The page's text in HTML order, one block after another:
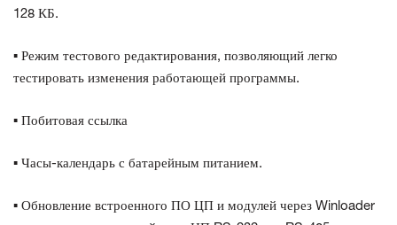
128 КБ.
▪ Режим тестового редактирования, позволяющий легко
тестировать изменения работающей программы.
▪ Побитовая ссылка
▪ Часы-календарь с батарейным питанием.
▪ Обновление встроенного ПО ЦП и модулей через Winloader